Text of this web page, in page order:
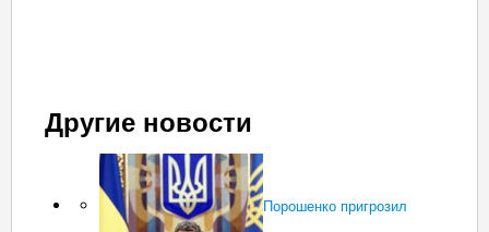
Другие новости
Порошенко пригрозил